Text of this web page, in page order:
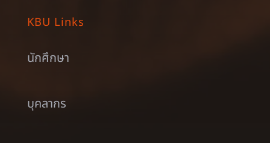
KBU Links
นักศึกษา
บุคลากร